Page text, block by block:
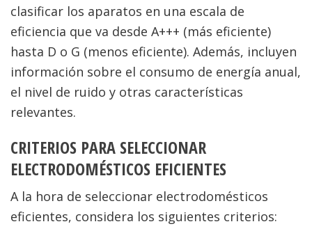
clasificar los aparatos en una escala de
eficiencia que va desde A+++ (más eficiente)
hasta D o G (menos eficiente). Además, incluyen
información sobre el consumo de energía anual,
el nivel de ruido y otras características
relevantes.
CRITERIOS PARA SELECCIONAR
ELECTRODOMÉSTICOS EFICIENTES
A la hora de seleccionar electrodomésticos
eficientes, considera los siguientes criterios: